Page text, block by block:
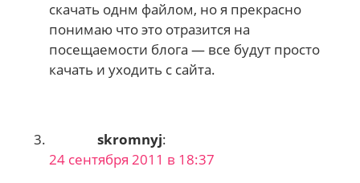
скачать однм файлом, но я прекрасно
понимаю что это отразится на
посещаемости блога — все будут просто
качать и уходить с сайта.
skromnyj:
24 сентября 2011 в 18:37